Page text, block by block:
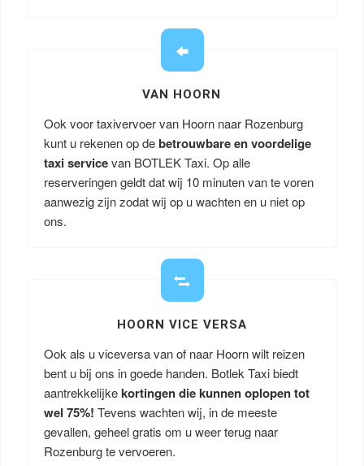
VAN HOORN
Ook voor taxivervoer van Hoorn naar Rozenburg
kunt u rekenen op debetrouwbare en voordelige
taxi servicevan BOTLEK Taxi. Op alle
reserveringen geldt dat wij 10 minuten van te voren
aanwezig zijn zodat wij op u wachten en u niet op
ons.
HOORN VICE VERSA
Ook als u viceversa van of naar Hoorn wilt reizen
bent u bij ons in goede handen. Botlek Taxi biedt
aantrekkelijkekortingen die kunnen oplopen tot
wel 75%! Tevens wachten wij, in de meeste
gevallen, geheel gratis om u weer terug naar
Rozenburg te vervoeren.